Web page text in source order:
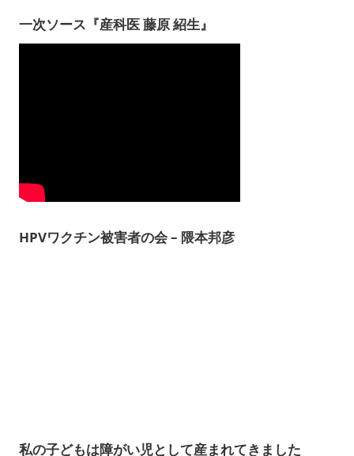
一次ソース『産科医 藤原 紹生』
HPVワクチン被害者の会 – 隈本邦彦
私の子どもは障がい児として産まれてきました